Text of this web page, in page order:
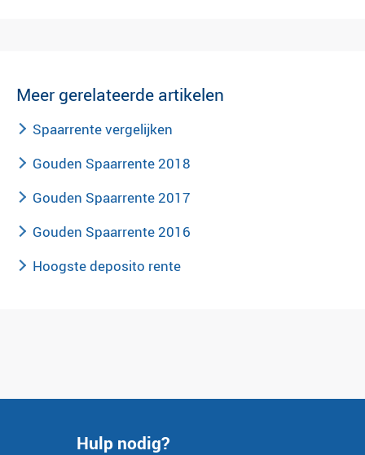
Meer gerelateerde artikelen
Spaarrente vergelijken
Gouden Spaarrente 2018
Gouden Spaarrente 2017
Gouden Spaarrente 2016
Hoogste deposito rente
Hulp nodig?